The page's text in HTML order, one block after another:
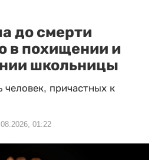
до смерти
в похищении и
школьницы
человек, причастных к
01:22